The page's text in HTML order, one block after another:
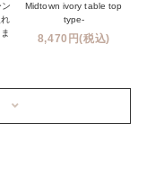
Midtown ivory table top
type-
8,470円(税込)